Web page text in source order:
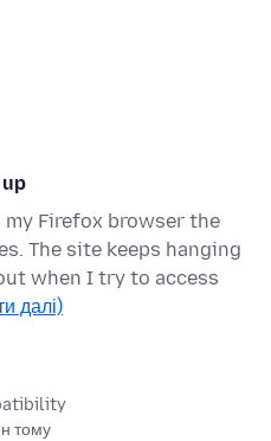
my Firefox browser the
The site keeps hanging
when I try to access
далі)
тому